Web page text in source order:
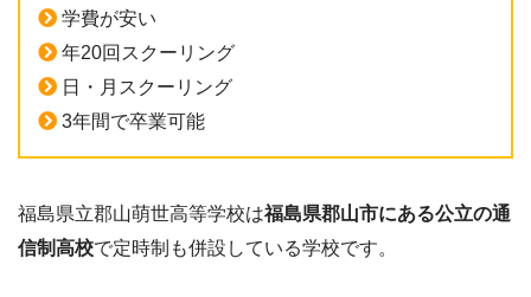
学費が安い
年20回スクーリング
日・月スクーリング
3年間で卒業可能
福島県立郡山萌世高等学校は福島県郡山市にある公立の通
信制高校で定時制も併設している学校です。